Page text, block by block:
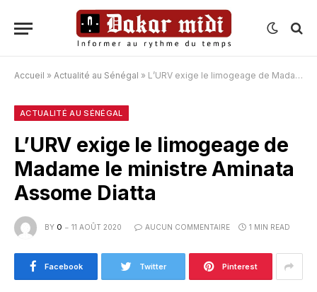
Accueil » Actualité au Sénégal » L’URV exige le limogeage de Madame le ministre Aminata Assome Diatta
ACTUALITÉ AU SÉNÉGAL
L’URV exige le limogeage de
Madame le ministre Aminata
Assome Diatta
BY O 11 AOÛT 2020 AUCUN COMMENTAIRE 1 MIN READ
Facebook Twitter Pinterest